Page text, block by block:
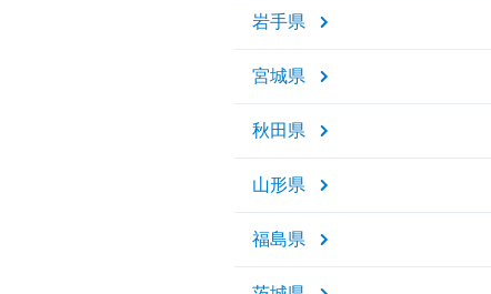
岩手県
宮城県
秋田県
山形県
福島県